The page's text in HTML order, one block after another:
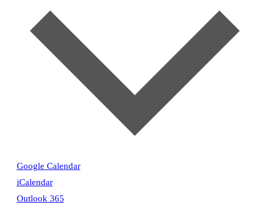
Google Calendar
iCalendar
Outlook 365